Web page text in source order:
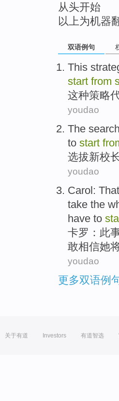
从头开始
以上为机器
双语例句
This
start from
这种策略
youdao
The search
to start
选拔新校
youdao
Carol: That
take the
have to
卡罗 ： 此
敢相信她
youdao
更多双语例
关于有道 Investors 有道智选